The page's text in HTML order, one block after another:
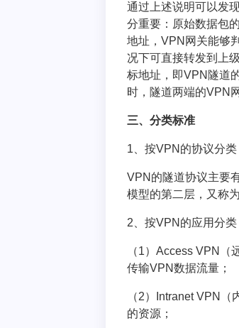
通过上述说明可以发
分重要：原始数据包
地址，VPN网关能够
况下可直接转发到上
标地址，即VPN隧道
时，隧道两端的VPN
三、分类标准
1、按VPN的协议分类
VPN的隧道协议主要
模型的第二层，又称
2、按VPN的应用分类
（1）Access VPN
传输VPN数据流量；
（2）Intranet VPN
的资源；